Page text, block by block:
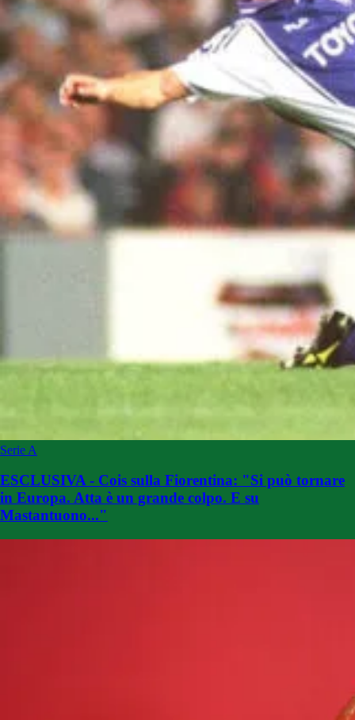
Serie A
ESCLUSIVA - Cois sulla Fiorentina: "Si può tornare
in Europa. Atta è un grande colpo. E su
Mastantuono..."